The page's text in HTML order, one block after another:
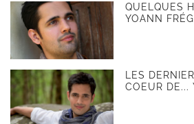
QUELQUES
YOANN
LES
COEUR DE...